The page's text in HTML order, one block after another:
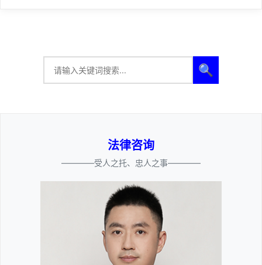
🔍
法律咨询
————受人之托、忠人之事————